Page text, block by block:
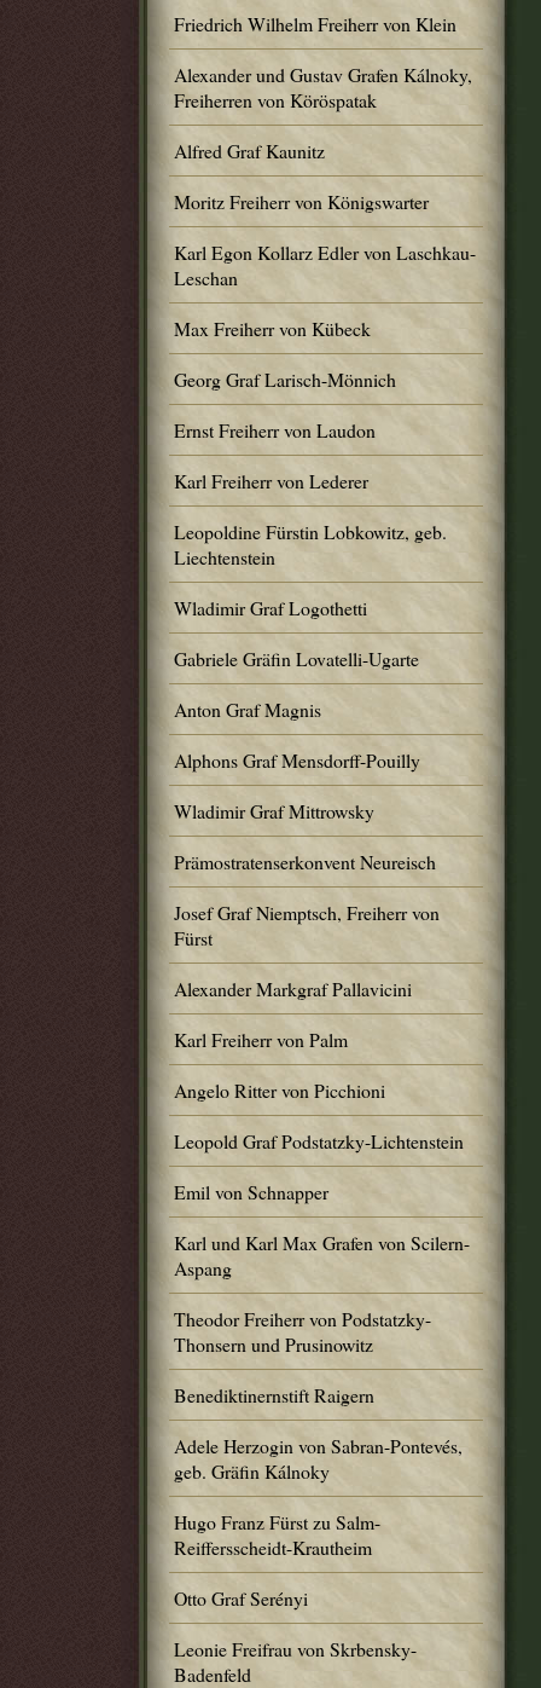
Friedrich Wilhelm Freiherr von Klein
Alexander und Gustav Grafen Kálnoky,
Freiherren von Köröspatak
Alfred Graf Kaunitz
Moritz Freiherr von Königswarter
Karl Egon Kollarz Edler von Laschkau-
Leschan
Max Freiherr von Kübeck
Georg Graf Larisch-Mönnich
Ernst Freiherr von Laudon
Karl Freiherr von Lederer
Leopoldine Fürstin Lobkowitz, geb.
Liechtenstein
Wladimir Graf Logothetti
Gabriele Gräfin Lovatelli-Ugarte
Anton Graf Magnis
Alphons Graf Mensdorff-Pouilly
Wladimir Graf Mittrowsky
Prämostratenserkonvent Neureisch
Josef Graf Niemptsch, Freiherr von
Fürst
Alexander Markgraf Pallavicini
Karl Freiherr von Palm
Angelo Ritter von Picchioni
Leopold Graf Podstatzky-Lichtenstein
Emil von Schnapper
Karl und Karl Max Grafen von Scilern-
Aspang
Theodor Freiherr von Podstatzky-
Thonsern und Prusinowitz
Benediktinernstift Raigern
Adele Herzogin von Sabran-Pontevés,
geb. Gräfin Kálnoky
Hugo Franz Fürst zu Salm-
Reiffersscheidt-Krautheim
Otto Graf Serényi
Leonie Freifrau von Skrbensky-
Badenfeld